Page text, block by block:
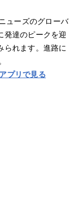
ューズのグローバ
発達のピークを迎
られます。進路に
プリで見る